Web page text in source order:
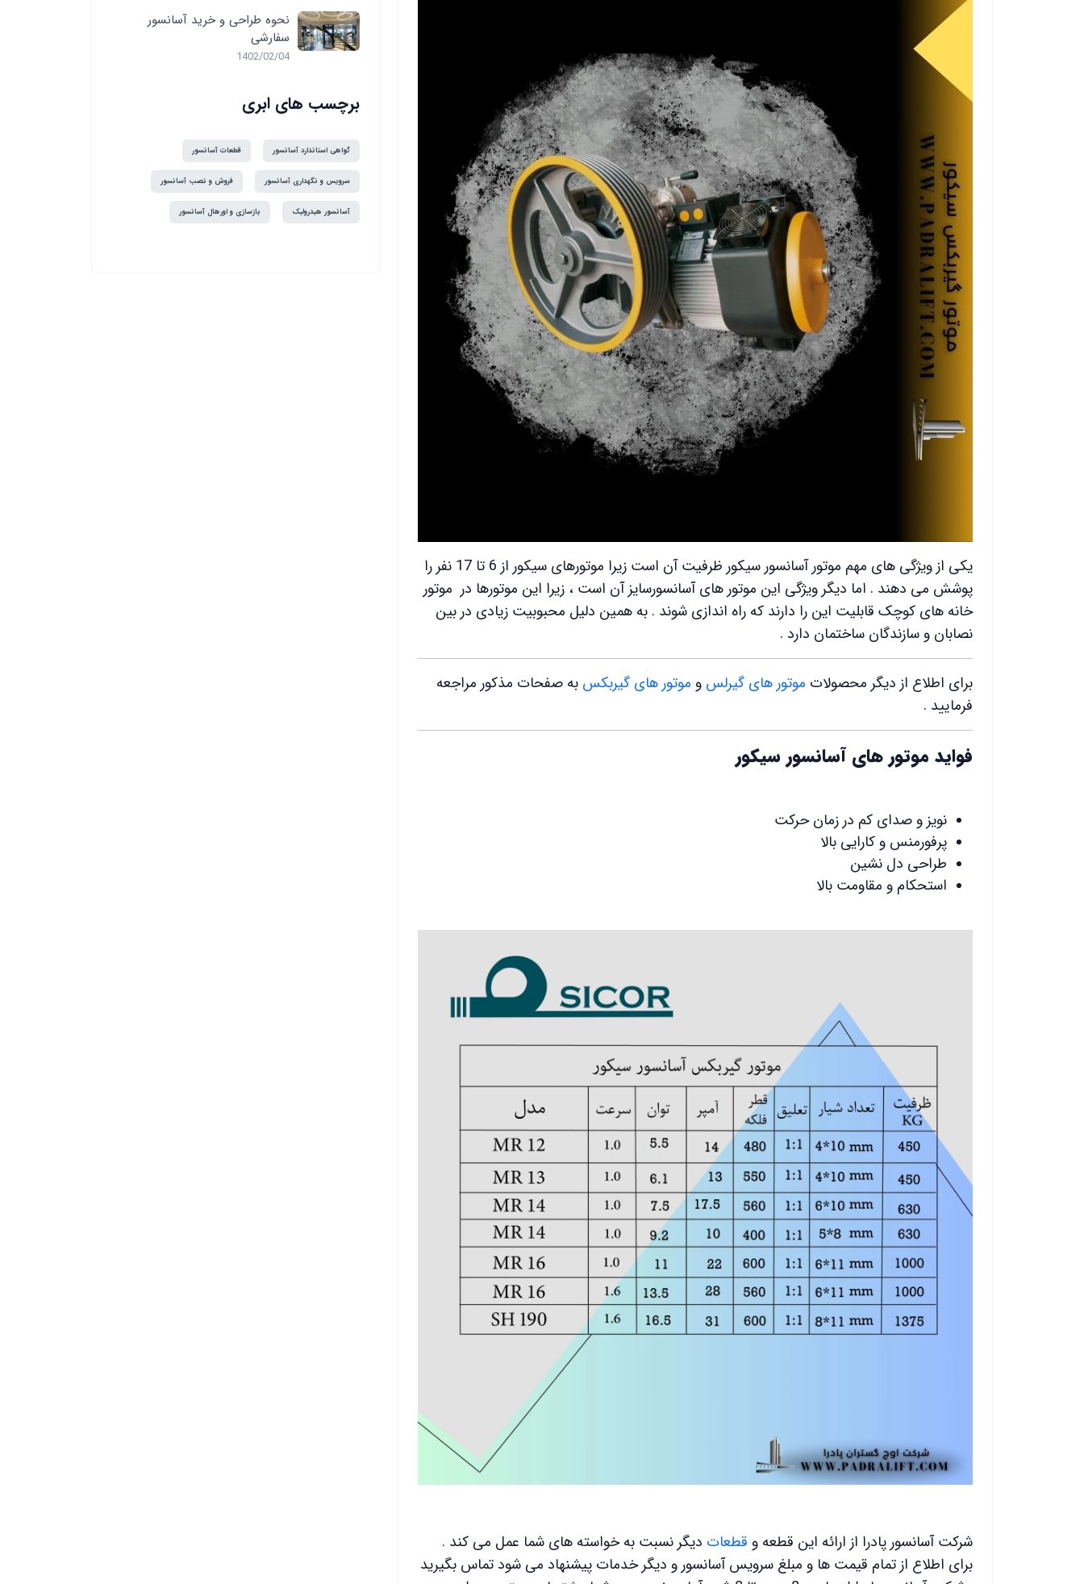
یکی از ویژگی های مهم موتور آسانسور سیکور ظرفیت آن است زیرا موتورهای سیکور از 6 تا 17 نفر را
پوشش می دهند . اما دیگر ویژگی این موتور های آسانسورسایز آن است ، زیرا این موتورها در موتور
خانه های کوچک قابلیت این را دارند که راه اندازی شوند . به همین دلیل محبوبیت زیادی در بین
نصابان و سازندگان ساختمان دارد .
برای اطلاع از دیگر محصولات موتور های گیرلس و موتور های گیربکس به صفحات مذکور مراجعه
فرمایید .
فواید موتور های آسانسور سیکور
نویز و صدای کم در زمان حرکت
پرفورمنس و کارایی بالا
طراحی دل نشین
استحکام و مقاومت بالا
شرکت آسانسور پادرا از ارائه این قطعه و قطعات دیگر نسبت به خواسته های شما عمل می کند .
برای اطلاع از تمام قیمت ها و مبلغ سرویس آسانسور و دیگر خدمات پیشنهاد می شود تماس بگیرید
نحوه طراحی و خرید آسانسور
سفارشی
1402/02/04
برچسب های ابری
گواهی استاندارد آسانسور قطعات آسانسور
سرویس و نگهداری آسانسور فروش و نصب آسانسور
آسانسور هیدرولیک بازسازی و اورهال آسانسور